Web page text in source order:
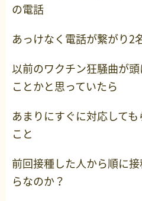
の電話
あっけなく電話が繋がり2
以前のワクチン狂騒曲が
ことかと思っていたら
あまりにすぐに対応して
こと
前回接種した人から順に
らなのか？